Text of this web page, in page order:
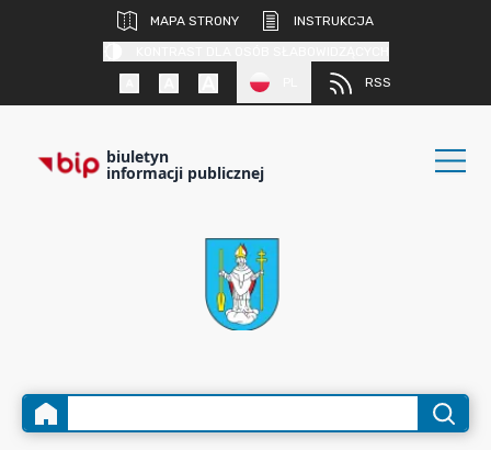
MAPA STRONY
INSTRUKCJA
RSS
biuletyn
informacji publicznej